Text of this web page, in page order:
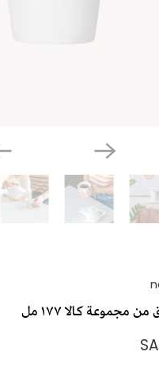
مجموعة كالا ١٧٧ مل